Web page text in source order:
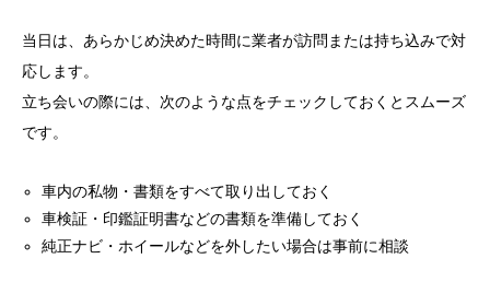
当日は、あらかじめ決めた時間に業者が訪問または持ち込みで対
応します。
立ち会いの際には、次のような点をチェックしておくとスムーズ
です。
車内の私物・書類をすべて取り出しておく
車検証・印鑑証明書などの書類を準備しておく
純正ナビ・ホイールなどを外したい場合は事前に相談